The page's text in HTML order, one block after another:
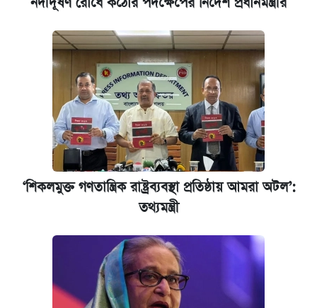
আটক
‘গুলশানের চামেলি’ তে যৌনকর্মীর দালাল অ্যাডলফ
আজ শুক্রবার রাজধানীর যেসব মার্কেট-দোকানপাট
কবে শুরু হচ্ছে ঢাবির ভর্তি আবেদন, জানাল কর্তৃপক্ষ
যুক্তরাষ্ট্র থেকে আরও ২৩ বাংলাদেশিকে দেশে
ফেরত পাঠানো হলো
ইপিএস প্রকাশ করেছে ঢাকা ব্যাংক
‘শিকলমুক্ত গণতান্ত্রিক রাষ্ট্রব্যবস্থা প্রতিষ্ঠায় আমরা অটল’:
তথ্যমন্ত্রী